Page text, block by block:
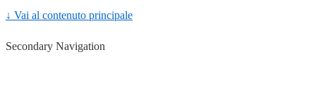
↓ Vai al contenuto principale
Secondary Navigation